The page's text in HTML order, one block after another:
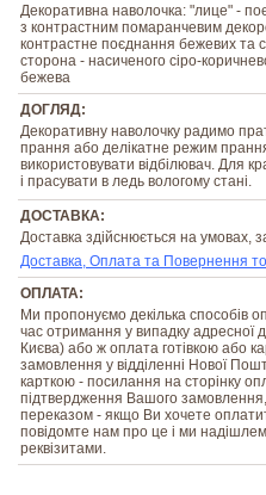
Декоративна наволочка: "лице" -
з контрастним помаранчевим
контрастне поєднання бежевих та
сторона - насиченого сіро-
бежева
ДОГЛЯД:
Декоративну наволочку радимо
прання або делікатне режим
використовувати відбілювач. Для
і прасувати в ледь вологому стані.
ДОСТАВКА:
Доставка здійснюється на умовах,
Доставка, Оплата та Повернення
ОПЛАТА:
Ми пропонуємо декілька способів
час отримання у випадку адресної
Києва) або ж оплата готівкою або
замовлення у відділенні Нової
карткою - посилання на сторінку
підтвердження Вашого
переказом - якщо Ви хочете
повідомте нам про це і ми
реквізитами.